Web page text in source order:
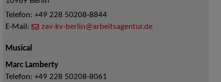
Telefon: +49 228 50208-8844
E-Mail:
zav-kv-berlin@arbeitsagentur.de
Musical
Marc Lamberty
Telefon: +49 228 50208-8061